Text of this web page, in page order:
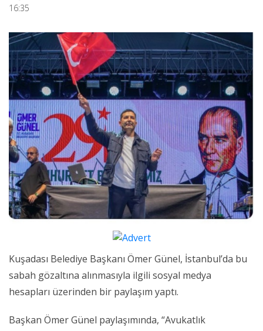
16:35
Kuşadası Belediye Başkanı Ömer Günel, İstanbul’da bu
sabah gözaltına alınmasıyla ilgili sosyal medya
hesapları üzerinden bir paylaşım yaptı.
Başkan Ömer Günel paylaşımında, “Avukatlık